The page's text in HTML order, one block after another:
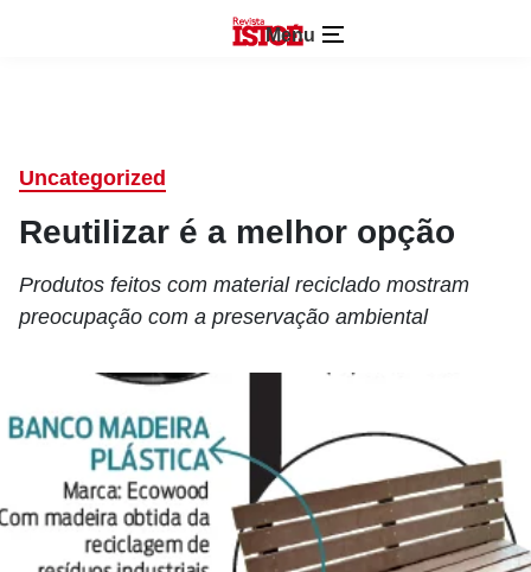
Menu
Uncategorized
Reutilizar é a melhor opção
Produtos feitos com material reciclado mostram
preocupação com a preservação ambiental